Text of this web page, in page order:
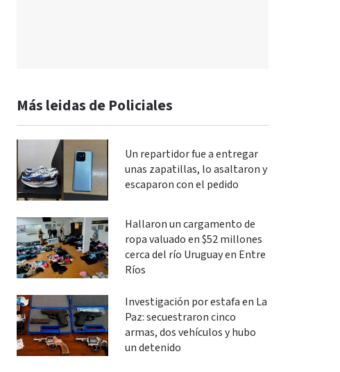
Más leidas de Policiales
Un repartidor fue a entregar
unas zapatillas, lo asaltaron y
escaparon con el pedido
Hallaron un cargamento de
ropa valuado en $52 millones
cerca del río Uruguay en Entre
Ríos
Investigación por estafa en La
Paz: secuestraron cinco
armas, dos vehículos y hubo
un detenido